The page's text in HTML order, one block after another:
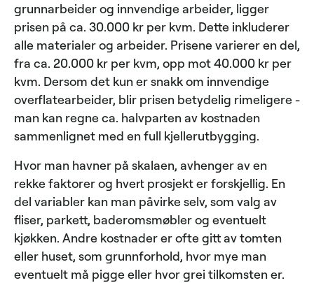
grunnarbeider og innvendige arbeider, ligger
prisen på ca. 30.000 kr per kvm. Dette inkluderer
alle materialer og arbeider. Prisene varierer en del,
fra ca. 20.000 kr per kvm, opp mot 40.000 kr per
kvm. Dersom det kun er snakk om innvendige
overflatearbeider, blir prisen betydelig rimeligere -
man kan regne ca. halvparten av kostnaden
sammenlignet med en full kjellerutbygging.
Hvor man havner på skalaen, avhenger av en
rekke faktorer og hvert prosjekt er forskjellig. En
del variabler kan man påvirke selv, som valg av
fliser, parkett, baderomsmøbler og eventuelt
kjøkken. Andre kostnader er ofte gitt av tomten
eller huset, som grunnforhold, hvor mye man
eventuelt må pigge eller hvor grei tilkomsten er.